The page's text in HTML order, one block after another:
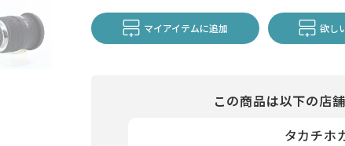
マイアイテムに追加 欲し
この商品は以下の店
タカチホ